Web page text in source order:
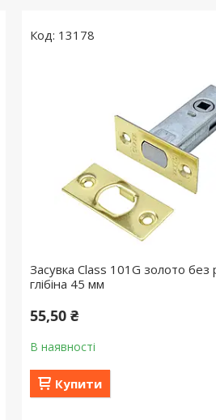
13178
Засувка Class 101G золото без
глібіна 45 мм
55,50 ₴
В наявності
Купити